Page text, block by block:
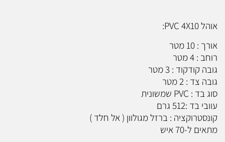
אוהל PVC 4X10:
אורך : 10 מטר
רוחב : 4 מטר
גובה קודקוד : 3 מטר
גובה צד : 2 מטר
סוג בד : PVC שמשונית
עוובי בד :512 גרם
קונסטרוקציה : ברזל מגולוון ( אל חלד )
מתאים ל-70 איש